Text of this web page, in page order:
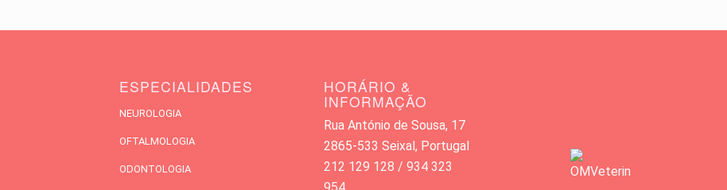
ESPECIALIDADES
NEUROLOGIA
OFTALMOLOGIA
ODONTOLOGIA
HORÁRIO &
INFORMAÇÃO
Rua António de Sousa, 17
2865-533 Seixal, Portugal
212 129 128 / 934 323